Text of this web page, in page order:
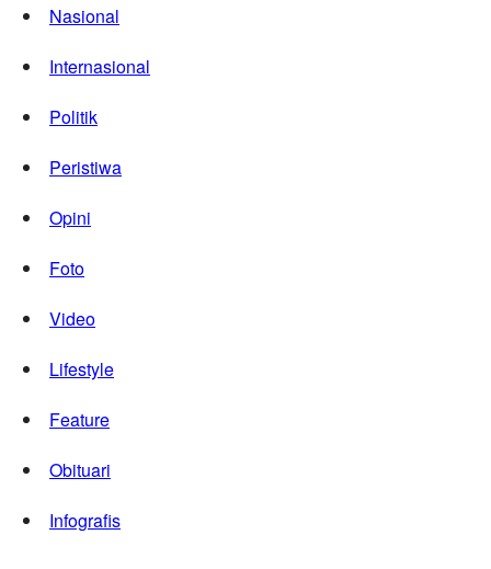
Nasional
Internasional
Politik
Peristiwa
Opini
Foto
Video
Lifestyle
Feature
Obituari
Infografis